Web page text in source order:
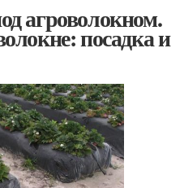
агроволокном.
посадка и